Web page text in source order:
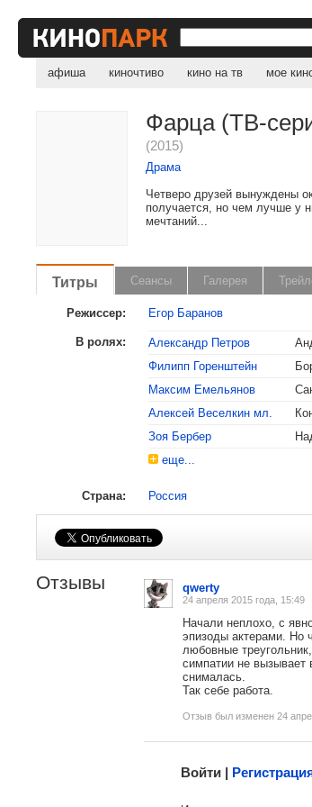
афиша киночтиво кино на тв мое
Фарца (ТВ-
(2015)
Драма
Четверо друзей вынуждены
получается, но чем лучше у
мечтаний...
Титры Сеансы Галерея
Режиссер: Егор Баранов
В ролях: Александр Петров
Филипп Горенштейн
Максим Емельянов
Алексей Веселкин мл.
Зоя Бербер
еще...
Страна: Россия
Отзывы qwerty
24 апреля 2015 года, 15:49
Начали неплохо, с
эпизоды актерами.
любовные
симпатии не
снималась.
Так себе работа.
Отзыв был изменен 24
, поделитесь своим
Малосодержательные и
Войти |